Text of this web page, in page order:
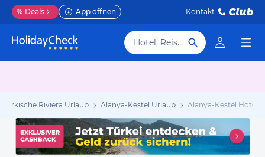
% Deals App öffnen Kontakt
Hotel, Reiseziel
Türkische Riviera Urlaub Alanya-Kestel Urlaub Alanya-Kestel Hotels